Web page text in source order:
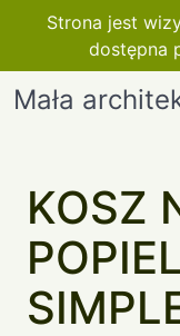
Strona jest
dostępna
Mała
KOSZ